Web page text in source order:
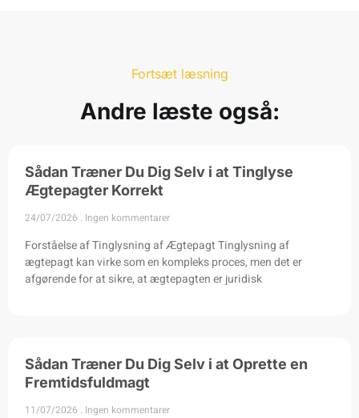
Fortsæt læsning
Andre læste også:
Sådan Træner Du Dig Selv i at Tinglyse
Ægtepagter Korrekt
24/07/2026 Ingen kommentarer
Forståelse af Tinglysning af Ægtepagt Tinglysning af
ægtepagt kan virke som en kompleks proces, men det er
afgørende for at sikre, at ægtepagten er juridisk
Sådan Træner Du Dig Selv i at Oprette en
Fremtidsfuldmagt
11/07/2026 Ingen kommentarer